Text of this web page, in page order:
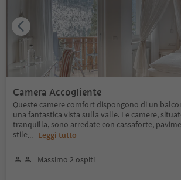
Camera Accogliente
Queste camere comfort dispongono di un
una fantastica vista sulla valle. Le camere,
tranquilla, sono arredate con cassaforte,
stile... Leggi tutto
Massimo 2 ospiti